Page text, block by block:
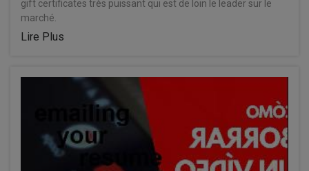
gift certificates très puissant qui est de loin le leader sur le
marché.
Lire Plus